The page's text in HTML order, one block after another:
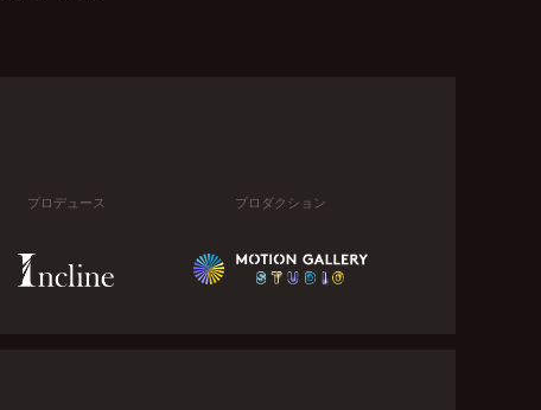
プロデュース プロダクション